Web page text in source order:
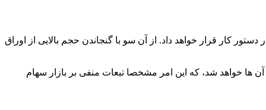
کار قرار خواهد داد. از آن سو با گنجاندن حجم بالایی از اوراق
بازدهی آن ها خواهد شد، که این امر مشخصا تبعات منفی بر بازار سهام